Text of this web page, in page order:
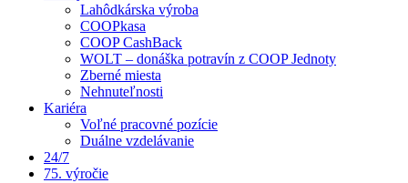
Lahôdkárska výroba
COOPkasa
COOP CashBack
WOLT – donáška potravín z COOP Jednoty
Zberné miesta
Nehnuteľnosti
Kariéra
Voľné pracovné pozície
Duálne vzdelávanie
24/7
75. výročie